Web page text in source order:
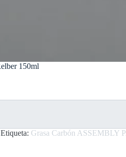
150ml
Etiqueta: Grasa Carbón ASSEMBLY